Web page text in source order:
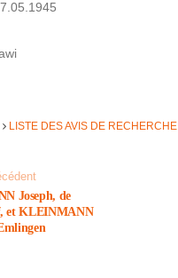
LISTE DES AVIS DE RECHERCHE
Joseph, de
et KLEINMANN